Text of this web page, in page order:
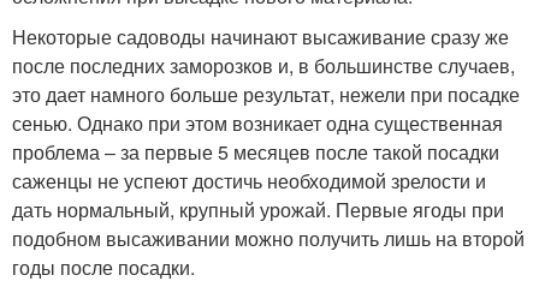
Некоторые садоводы начинают высаживание сразу же
после последних заморозков и, в большинстве случаев,
это дает намного больше результат, нежели при посадке
сенью. Однако при этом возникает одна существенная
проблема – за первые 5 месяцев после такой посадки
саженцы не успеют достичь необходимой зрелости и
дать нормальный, крупный урожай. Первые ягоды при
подобном высаживании можно получить лишь на второй
годы после посадки.